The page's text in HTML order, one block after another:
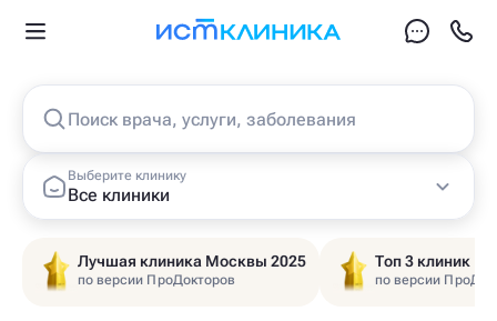
Поиск врача, услуги, заболевания
Выберите клинику
Все клиники
Лучшая клиника Москвы 2025
по версии ПроДокторов
Топ 3 клиник
по версии